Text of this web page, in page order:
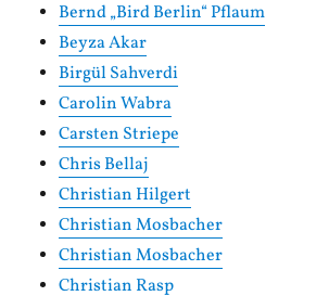
Bernd „Bird Berlin“ Pflaum
Beyza Akar
Birgül Sahverdi
Carolin Wabra
Carsten Striepe
Chris Bellaj
Christian Hilgert
Christian Mosbacher
Christian Mosbacher
Christian Rasp